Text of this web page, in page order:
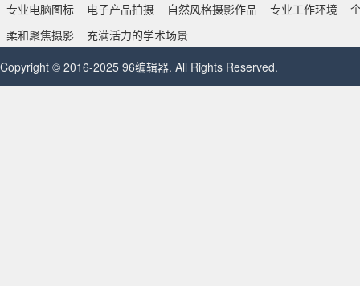
专业电脑图标 电子产品拍摄 自然风格摄影作品 专业工作环境
柔和聚焦摄影
充满活力的学术场景
Copyright © 2016-2025 96编辑器. All Rights Reserved.